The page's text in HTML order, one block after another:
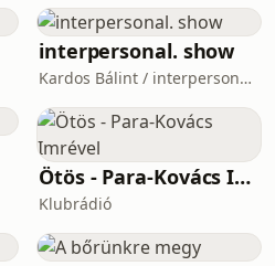
interpersonal. show
Kardos Bálint / interpersonal.host
Ötös - Para-Kovács Imrével
Klubrádió